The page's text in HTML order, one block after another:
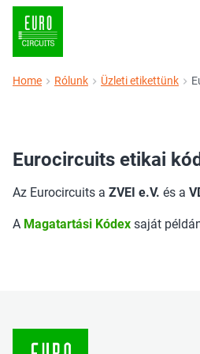
Home Rólunk Üzleti etikettünk
Eurocircuits etikai
Az Eurocircuits a ZVEI e.V. és a
A Magatartási Kódex saját